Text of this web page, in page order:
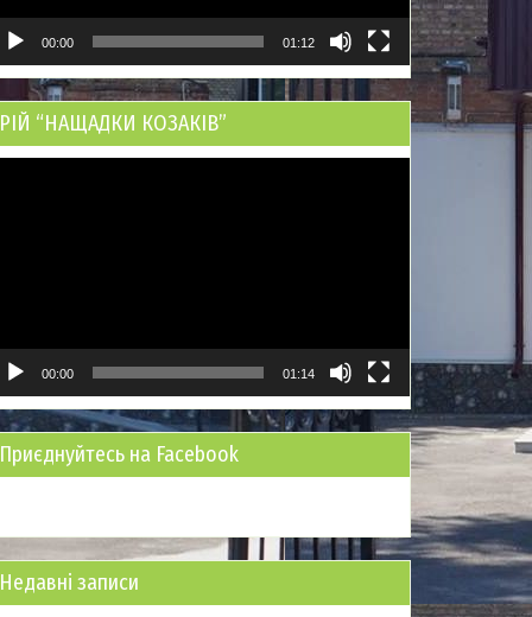
00:00 01:12
РІЙ “НАЩАДКИ КОЗАКІВ”
00:00 01:14
Приєднуйтесь на Facebook
Недавні записи